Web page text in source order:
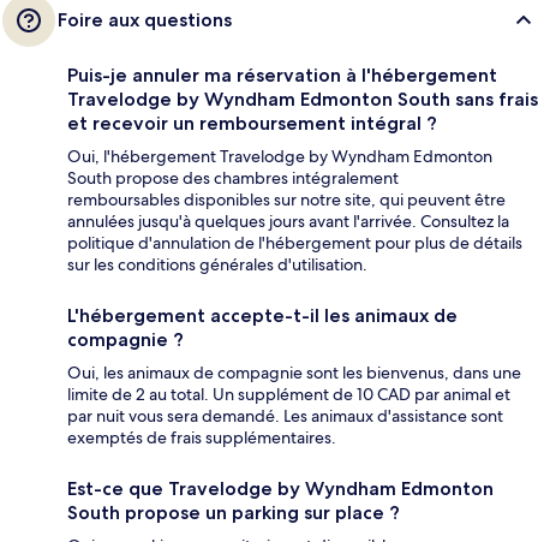
Foire aux questions
Puis-je annuler ma réservation à l'hébergement
Travelodge by Wyndham Edmonton South sans frais
et recevoir un remboursement intégral ?
Oui, l'hébergement Travelodge by Wyndham Edmonton
South propose des chambres intégralement
remboursables disponibles sur notre site, qui peuvent être
annulées jusqu'à quelques jours avant l'arrivée. Consultez la
politique d'annulation de l'hébergement pour plus de détails
sur les conditions générales d'utilisation.
L'hébergement accepte-t-il les animaux de
compagnie ?
Oui, les animaux de compagnie sont les bienvenus, dans une
limite de 2 au total. Un supplément de 10 CAD par animal et
par nuit vous sera demandé. Les animaux d'assistance sont
exemptés de frais supplémentaires.
Est-ce que Travelodge by Wyndham Edmonton
South propose un parking sur place ?